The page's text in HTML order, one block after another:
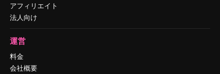
アフィリエイト
法人向け
運営
料金
会社概要